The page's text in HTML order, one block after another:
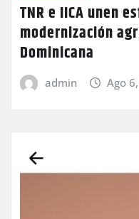
TNR e IICA unen
modernización
Dominicana
admin Ago